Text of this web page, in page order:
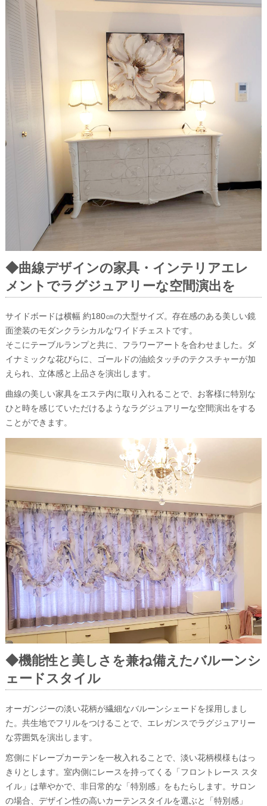
◆曲線デザインの家具・インテリアエレ
メントでラグジュアリーな空間演出を
サイドボードは横幅 約180㎝の大型サイズ。存在感のある美しい鏡
面塗装のモダンクラシカルなワイドチェストです。
そこにテーブルランプと共に、フラワーアートを合わせました。ダ
イナミックな花びらに、ゴールドの油絵タッチのテクスチャーが加
えられ、立体感と上品さを演出します。
曲線の美しい家具をエステ内に取り入れることで、お客様に特別な
ひと時を感じていただけるようなラグジュアリーな空間演出をする
ことができます。
◆機能性と美しさを兼ね備えたバルーンシ
ェードスタイル
オーガンジーの淡い花柄が繊細なバルーンシェードを採用しまし
た。共生地でフリルをつけることで、エレガンスでラグジュアリー
な雰囲気を演出します。
窓側にドレープカーテンを一枚入れることで、淡い花柄模様もはっ
きりとします。室内側にレースを持ってくる「フロントレース スタ
イル」は華やかで、非日常的な「特別感」をもたらします。サロン
の場合、デザイン性の高いカーテンスタイルを選ぶと「特別感」